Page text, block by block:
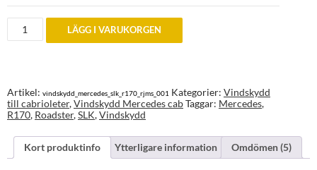
Vindskydd
Mercedes
2004)
mängd
LÄGG I VARUKORGEN
Artikel: vindskydd_mercedes_slk_r170_rjms_001 Kategorier: Vindskydd
till cabrioleter,Vindskydd Mercedes cabTaggar: Mercedes,
R170, Roadster,SLK,Vindskydd
Kort produktinfo Ytterligare information Omdömen (5)